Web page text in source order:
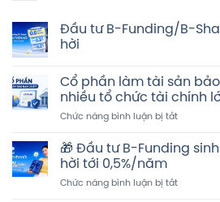
Đầu tư B-Funding/B-
hời
bình
luận
ở
Đầu
Funding/B-
Share
–
Hoàn
tiền
Cổ phần làm tài sản
nhiều tổ chức tài chính
Chức năng bình luận bị tắtở
phần
làm
sản
🎁 Đầu tư B-Funding
hời tới 0,5%/năm
Chức năng bình luận bị tắtở